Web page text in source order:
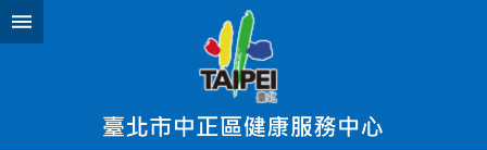
跳到主要內容區塊